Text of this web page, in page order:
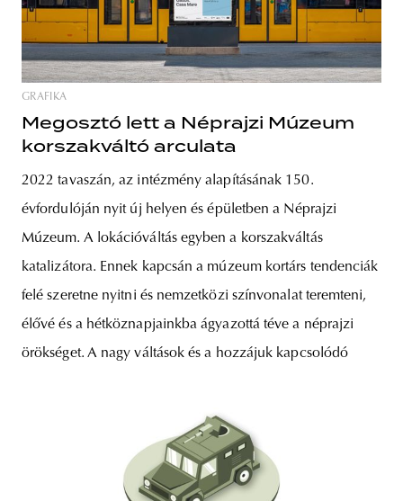
GRAFIKA
Megosztó lett a Néprajzi Múzeum
korszakváltó arculata
2022 tavaszán, az intézmény alapításának 150.
évfordulóján nyit új helyen és épületben a Néprajzi
Múzeum. A lokációváltás egyben a korszakváltás
katalizátora. Ennek kapcsán a múzeum kortárs tendenciák
felé szeretne nyitni és nemzetközi színvonalat teremteni,
élővé és a hétköznapjainkba ágyazottá téve a néprajzi
örökséget. A nagy váltások és a hozzájuk kapcsolódó